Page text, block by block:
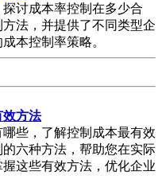
讨成本率控制在多少合
法，并提供了不同类型企
本控制率策略。
效方法
些，了解控制成本最有效
六种方法，帮助您在实际
这些有效方法，优化企业